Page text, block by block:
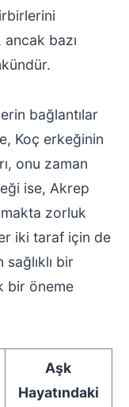
bazı
bağlantılar
Koç erkeğinin
onu zaman
ise, Akrep
zorluk
iki taraf için de
bir
bir öneme
Aşk
Hayatındaki